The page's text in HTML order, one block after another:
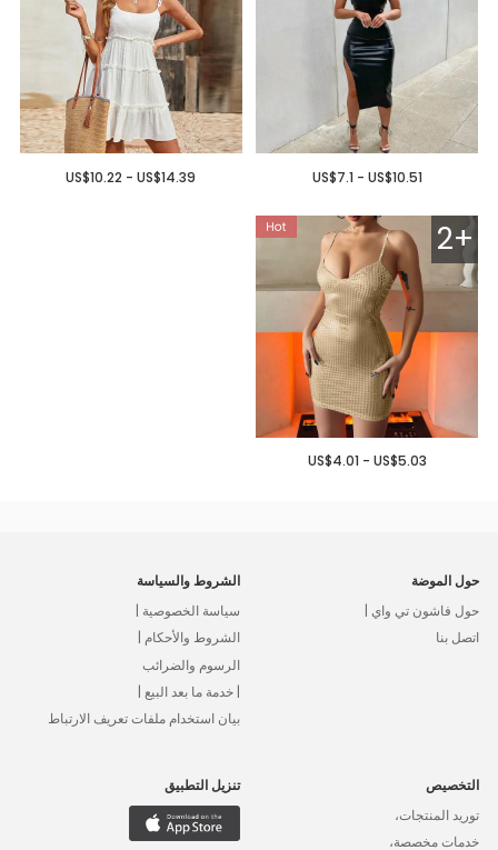
US$7.1 - US$10.51
US$10.22 - US$14.39
2+
US$4.01 - US$5.03
حول الموضة
حول فاشون تي واي |
اتصل بنا
الشروط والسياسة
سياسة الخصوصية |
الشروط والأحكام |
الرسوم والضرائب
| خدمة ما بعد البيع |
بيان استخدام ملفات تعريف الارتباط
التخصيص
توريد المنتجات،
خدمات مخصصة،
تنزيل التطبيق